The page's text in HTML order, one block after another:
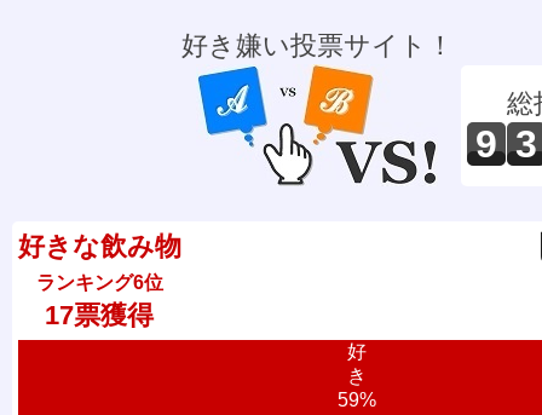
好き嫌い投票サイト！
総
9 3
好きな飲み物
ランキング6位
17票獲得
好
き
59%